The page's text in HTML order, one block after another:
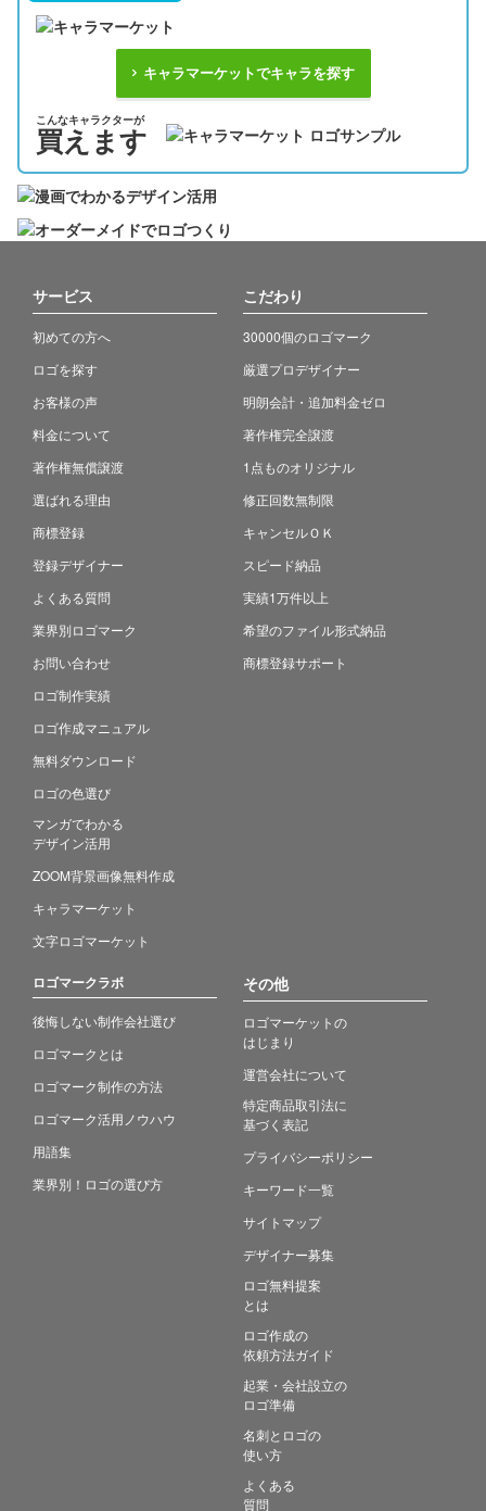
キャラマーケットでキャラを探す
こんなキャラクターが
買えます
サービス
初めての方へ
ロゴを探す
お客様の声
料金について
著作権無償譲渡
選ばれる理由
商標登録
登録デザイナー
よくある質問
業界別ロゴマーク
お問い合わせ
ロゴ制作実績
ロゴ作成マニュアル
無料ダウンロード
ロゴの色選び
マンガでわかる
デザイン活用
ZOOM背景画像無料作成
キャラマーケット
文字ロゴマーケット
こだわり
30000個のロゴマーク
厳選プロデザイナー
明朗会計・追加料金ゼロ
著作権完全譲渡
1点ものオリジナル
修正回数無制限
キャンセルＯＫ
スピード納品
実績1万件以上
希望のファイル形式納品
商標登録サポート
ロゴマークラボ
後悔しない制作会社選び
ロゴマークとは
ロゴマーク制作の方法
ロゴマーク活用ノウハウ
用語集
業界別！ロゴの選び方
その他
ロゴマーケットの
はじまり
運営会社について
特定商品取引法に
基づく表記
プライバシーポリシー
キーワード一覧
サイトマップ
デザイナー募集
ロゴ無料提案
とは
ロゴ作成の
依頼方法ガイド
起業・会社設立の
ロゴ準備
名刺とロゴの
使い方
よくある
質問